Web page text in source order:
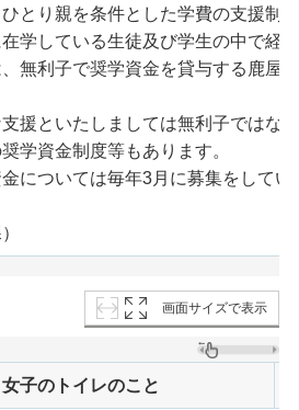
とり親を条件とした学費の支援制
学している生徒及び学生の中で経
無利子で奨学資金を貸与する鹿屋
援といたしましては無利子ではな
学資金制度等もあります。
については毎年3月に募集をして
画面サイズで表示
女子のトイレのこと